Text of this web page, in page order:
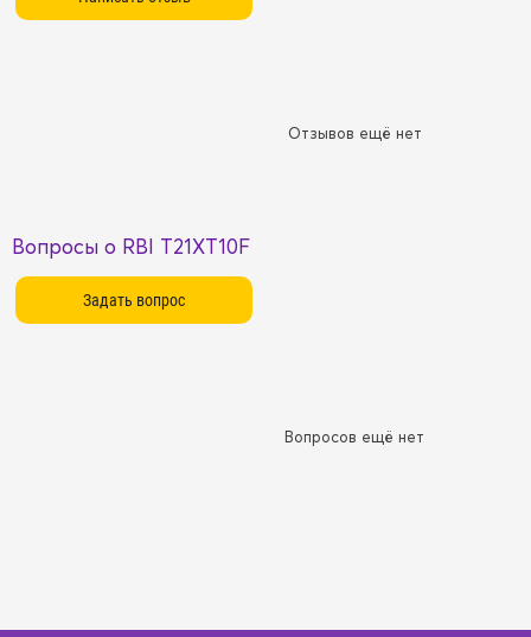
Отзывов ещё нет
Вопросы о RBI T21XT10F
Вопросов ещё нет